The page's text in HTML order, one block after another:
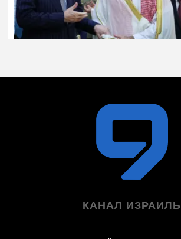
КАНАЛ ИЗРАИЛЬ